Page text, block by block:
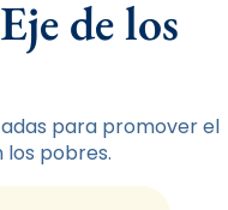
de los
para promover el
pobres.